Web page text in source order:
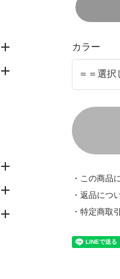
カラー
・この商品
・返品につ
・特定商取